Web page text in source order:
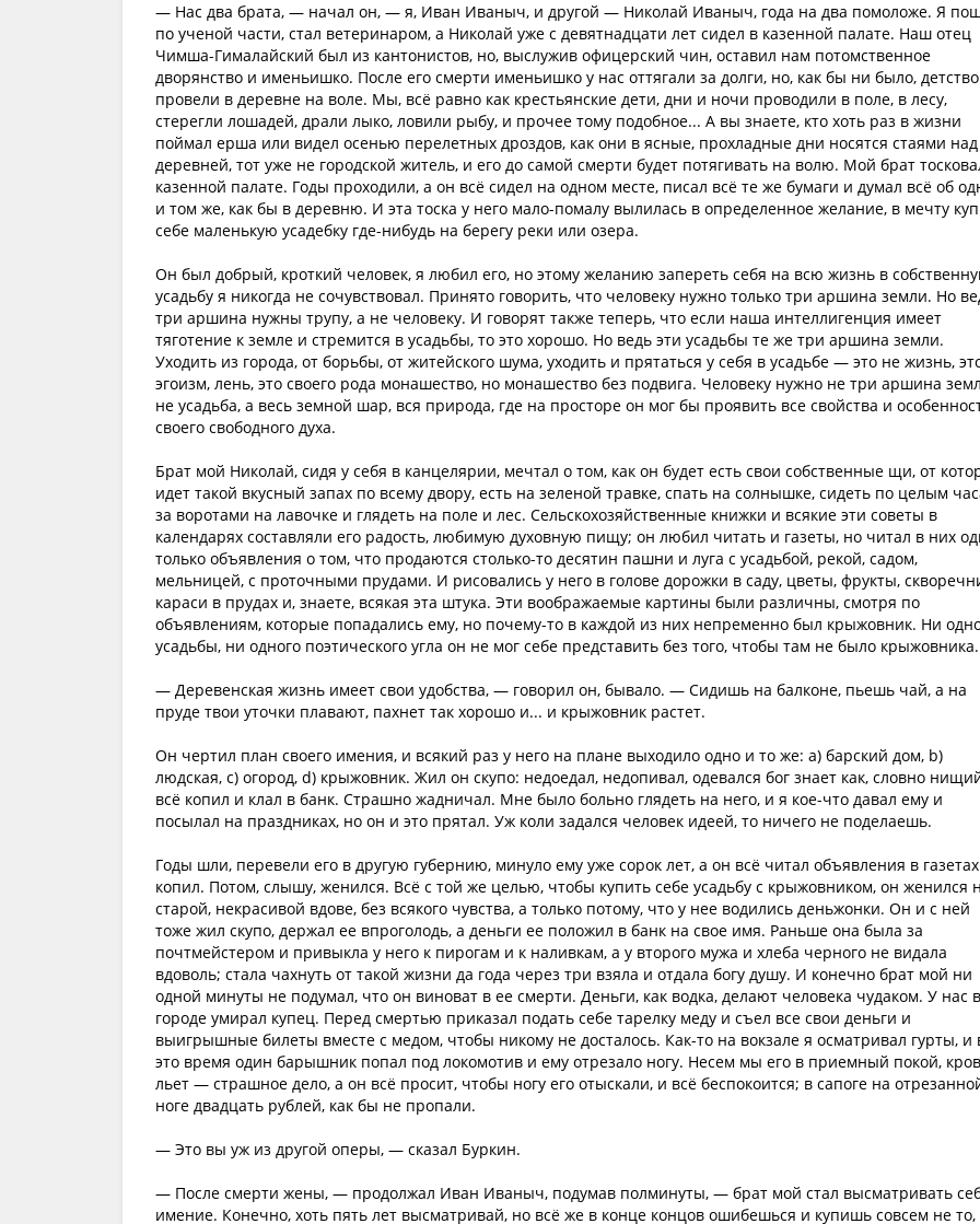
— Нас два брата, — начал он, — я, Иван Иваныч, и другой — Николай Иваныч, года на два помоложе. Я
по ученой части, стал ветеринаром, а Николай уже с девятнадцати лет сидел в казенной палате. Наш отец
Чимша-Гималайский был из кантонистов, но, выслужив офицерский чин, оставил нам потомственное
дворянство и именьишко. После его смерти именьишко у нас оттягали за долги, но, как бы ни было,
провели в деревне на воле. Мы, всё равно как крестьянские дети, дни и ночи проводили в поле, в лесу,
стерегли лошадей, драли лыко, ловили рыбу, и прочее тому подобное... А вы знаете, кто хоть раз в жизни
поймал ерша или видел осенью перелетных дроздов, как они в ясные, прохладные дни носятся стаями над
деревней, тот уже не городской житель, и его до самой смерти будет потягивать на волю. Мой брат
казенной палате. Годы проходили, а он всё сидел на одном месте, писал всё те же бумаги и думал всё об
и том же, как бы в деревню. И эта тоска у него мало-помалу вылилась в определенное желание, в мечту
себе маленькую усадебку где-нибудь на берегу реки или озера.
Он был добрый, кроткий человек, я любил его, но этому желанию запереть себя на всю жизнь в
усадьбу я никогда не сочувствовал. Принято говорить, что человеку нужно только три аршина земли. Но
три аршина нужны трупу, а не человеку. И говорят также теперь, что если наша интеллигенция имеет
тяготение к земле и стремится в усадьбы, то это хорошо. Но ведь эти усадьбы те же три аршина земли.
Уходить из города, от борьбы, от житейского шума, уходить и прятаться у себя в усадьбе — это не жизнь,
эгоизм, лень, это своего рода монашество, но монашество без подвига. Человеку нужно не три аршина
не усадьба, а весь земной шар, вся природа, где на просторе он мог бы проявить все свойства и
своего свободного духа.
Брат мой Николай, сидя у себя в канцелярии, мечтал о том, как он будет есть свои собственные щи, от
идет такой вкусный запах по всему двору, есть на зеленой травке, спать на солнышке, сидеть по целым
за воротами на лавочке и глядеть на поле и лес. Сельскохозяйственные книжки и всякие эти советы в
календарях составляли его радость, любимую духовную пищу; он любил читать и газеты, но читал в них
только объявления о том, что продаются столько-то десятин пашни и луга с усадьбой, рекой, садом,
мельницей, с проточными прудами. И рисовались у него в голове дорожки в саду, цветы, фрукты,
караси в прудах и, знаете, всякая эта штука. Эти воображаемые картины были различны, смотря по
объявлениям, которые попадались ему, но почему-то в каждой из них непременно был крыжовник. Ни
усадьбы, ни одного поэтического угла он не мог себе представить без того, чтобы там не было крыжовника.
— Деревенская жизнь имеет свои удобства, — говорил он, бывало. — Сидишь на балконе, пьешь чай, а на
пруде твои уточки плавают, пахнет так хорошо и... и крыжовник растет.
Он чертил план своего имения, и всякий раз у него на плане выходило одно и то же: a) барский дом, b)
людская, с) огород, d) крыжовник. Жил он скупо: недоедал, недопивал, одевался бог знает как, словно
всё копил и клал в банк. Страшно жадничал. Мне было больно глядеть на него, и я кое-что давал ему и
посылал на праздниках, но он и это прятал. Уж коли задался человек идеей, то ничего не поделаешь.
Годы шли, перевели его в другую губернию, минуло ему уже сорок лет, а он всё читал объявления в
копил. Потом, слышу, женился. Всё с той же целью, чтобы купить себе усадьбу с крыжовником, он женился
старой, некрасивой вдове, без всякого чувства, а только потому, что у нее водились деньжонки. Он и с ней
тоже жил скупо, держал ее впроголодь, а деньги ее положил в банк на свое имя. Раньше она была за
почтмейстером и привыкла у него к пирогам и к наливкам, а у второго мужа и хлеба черного не видала
вдоволь; стала чахнуть от такой жизни да года через три взяла и отдала богу душу. И конечно брат мой ни
одной минуты не подумал, что он виноват в ее смерти. Деньги, как водка, делают человека чудаком. У нас в
городе умирал купец. Перед смертью приказал подать себе тарелку меду и съел все свои деньги и
выигрышные билеты вместе с медом, чтобы никому не досталось. Как-то на вокзале я осматривал гурты, и
это время один барышник попал под локомотив и ему отрезало ногу. Несем мы его в приемный покой,
льет — страшное дело, а он всё просит, чтобы ногу его отыскали, и всё беспокоится; в сапоге на
ноге двадцать рублей, как бы не пропали.
— Это вы уж из другой оперы, — сказал Буркин.
— После смерти жены, — продолжал Иван Иваныч, подумав полминуты, — брат мой стал высматривать
имение. Конечно, хоть пять лет высматривай, но всё же в конце концов ошибешься и купишь совсем не то,